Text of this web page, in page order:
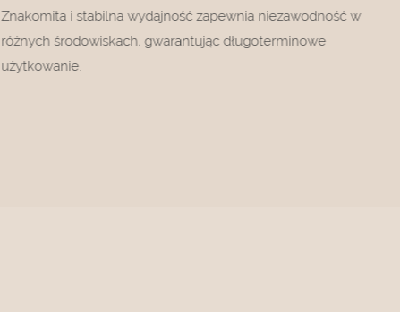
Znakomita i stabilna wydajność zapewnia niezawodność w
różnych środowiskach, gwarantując długoterminowe
użytkowanie.